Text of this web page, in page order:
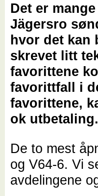
Det er
Jägersro
hvor det kan
skrevet litt
favorittene
favorittfall i
favorittene,
ok utbetaling.
De to mest
og V64-6. Vi
avdelingene